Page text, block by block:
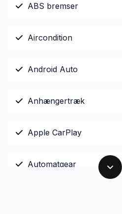
ABS bremser
Aircondition
Android Auto
Anhængertræk
Apple CarPlay
Automatgear